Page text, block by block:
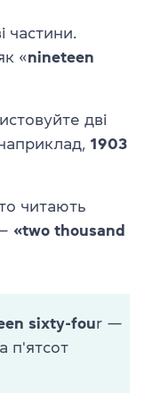
частини.
«nineteen
дві
1903
читають
«two thousand
sixty-four —
п'ятсот